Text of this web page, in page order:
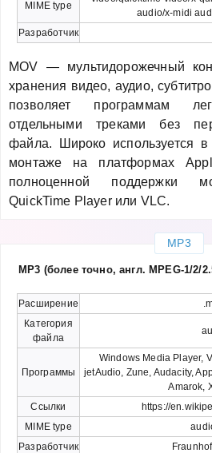
MIME type
audio/x-midi
Разработчик
MOV — мультидорожечный
хранения видео, аудио,
позволяет программам
отдельными треками без
файла. Широко используется в
монтаже на платформах
полноценной поддержки
QuickTime Player или VLC.
MP3
MP3 (более точно, англ. MPEG-1/2/
Расширение
Категория
файла
Программы
Windows Media Player,
jetAudio, Zune, Audacity,
Amarok,
Ссылки
https://
MIME type
Разработчик